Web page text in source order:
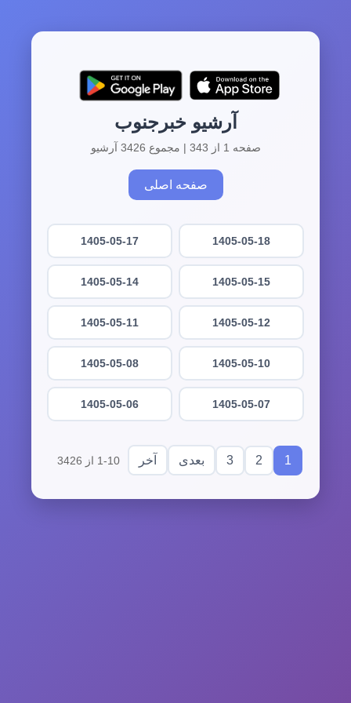
آرشیو خبرجنوب
صفحه 1 از 343 | مجموع 3426 آرشیو
صفحه اصلی
1405-05-18
1405-05-17
1405-05-15
1405-05-14
1405-05-12
1405-05-11
1405-05-10
1405-05-08
1405-05-07
1405-05-06
1
2
3 بعدی آخر 1-10 از 3426